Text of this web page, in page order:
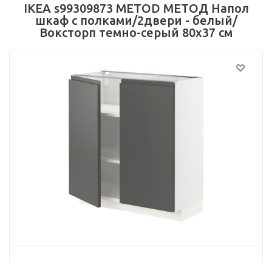
IKEA s99309873 METOD МЕТОД Напол
шкаф с полками/2двери - белый/
Воксторп темно-серый 80x37 см